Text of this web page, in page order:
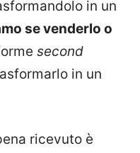
in un
se venderlo o
second
in un
ricevuto è